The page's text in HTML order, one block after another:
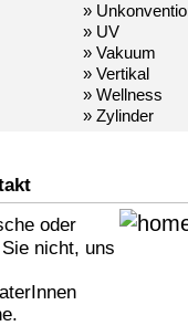
»
» UV
» Vakuum
» Vertikal
» Wellness
» Zylinder
oder
nicht, uns